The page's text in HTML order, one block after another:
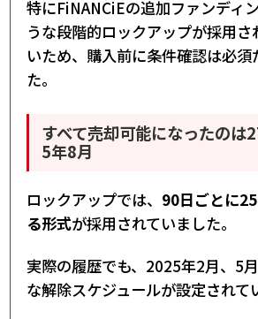
特にFiNANCiEの追加ファンディ
うな段階的ロックアップが採用さ
いため、購入前に条件確認は必須
た。
すべて売却可能になったのは
5年8月
ロックアップでは、 90日ごとに
る形式が採用されていました。
実際の履歴でも、2025年2月、5
な解除スケジュールが設定されて